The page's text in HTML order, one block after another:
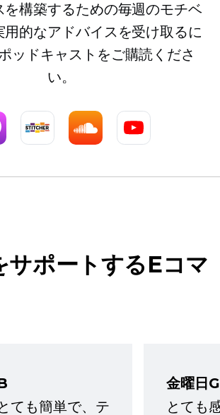
を構築するための毎週のモチベ
用的なアドバイスを受け取るに
ッドキャストをご購読くださ
い。
サポートするEコマ
ても簡単で、テ
金曜日G
とても